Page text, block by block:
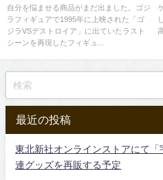
自分を悩ませる商品がまだ出ました。ゴジ
ラフィギュアで1995年に上映された「ゴ
ジラVSデストロイア」に出ていたラスト
シーンを再現したフィギュ...
最近の投稿
東北新社オンラインストアにて
連グッズを再販する予定